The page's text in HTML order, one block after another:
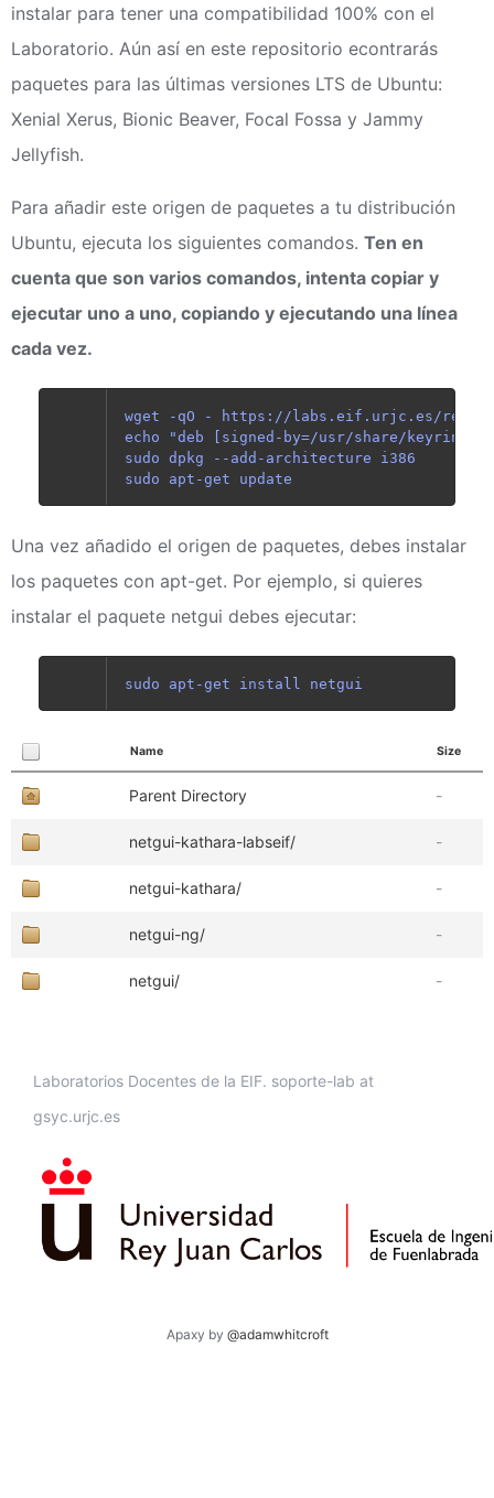
instalar para tener una compatibilidad 100% con el
Laboratorio. Aún así en este repositorio econtrarás
paquetes para las últimas versiones LTS de Ubuntu:
Xenial Xerus, Bionic Beaver, Focal Fossa y Jammy
Jellyfish.
Para añadir este origen de paquetes a tu distribución
Ubuntu, ejecuta los siguientes comandos. Ten en
cuenta que son varios comandos, intenta copiar y
ejecutar uno a uno, copiando y ejecutando una línea
cada vez.
wget -qO - https://labs.eif.urjc.es/repo/
echo "deb [signed-by=/usr/share/
sudo dpkg --add-architecture i386
Una vez añadido el origen de paquetes, debes instalar
los paquetes con apt-get. Por ejemplo, si quieres
instalar el paquete netgui debes ejecutar:
sudo apt-get install netgui
Name Size
Parent Directory -
netgui-kathara-labseif/ -
netgui-kathara/ -
netgui-ng/ -
netgui/ -
Laboratorios Docentes de la EIF. soporte-lab at
gsyc.urjc.es
Apaxy by @adamwhitcroft